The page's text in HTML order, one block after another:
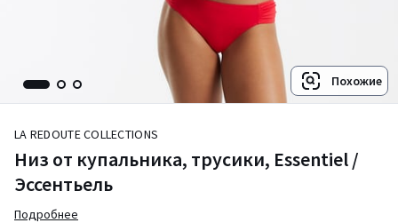
Похожие
LA REDOUTE COLLECTIONS
Низ от купальника, трусики, Essentiel /
Эссентьель
Подробнее